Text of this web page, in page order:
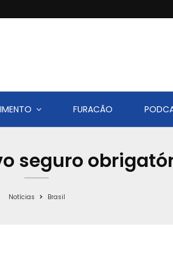
FURACÃO
seguro
Notícias Brasil